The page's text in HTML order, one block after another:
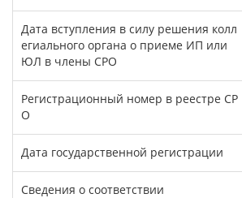
Дата вступления в силу решения колл
егиального органа о приеме ИП или
ЮЛ в члены СРО
Регистрационный номер в реестре СР
О
Дата государственной регистрации
Сведения о соответствии